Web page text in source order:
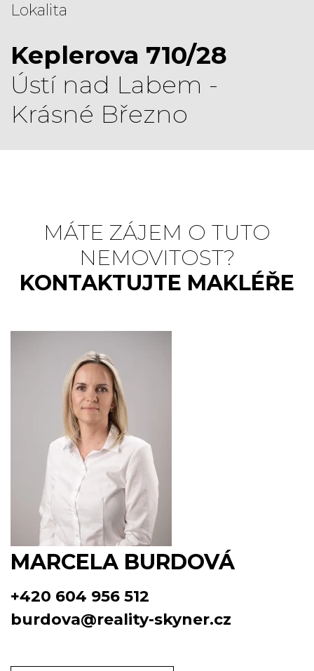
Lokalita
Keplerova 710/28
Ústí nad Labem -
Krásné Březno
MÁTE ZÁJEM O TUTO
NEMOVITOST?
KONTAKTUJTE MAKLÉŘE
MARCELA BURDOVÁ
+420 604 956 512
burdova@reality-skyner.cz